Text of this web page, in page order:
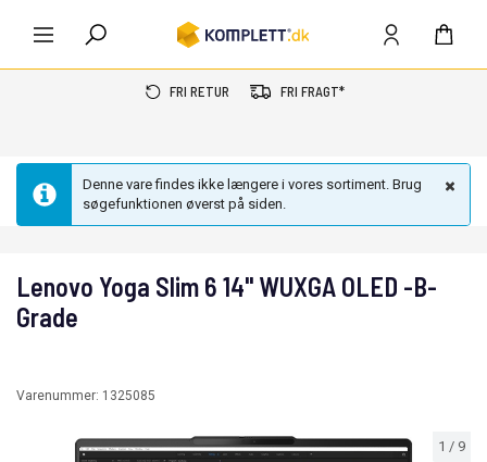
FRI RETUR FRI FRAGT*
Denne vare findes ikke længere i vores sortiment. Brug
søgefunktionen øverst på siden.
1 / 9
Lenovo Yoga Slim 6 14" WUXGA OLED -B-
Grade
Varenummer: 1325085